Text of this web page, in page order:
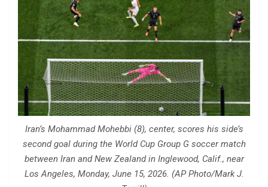
Iran’s Mohammad Mohebbi (8), center, scores his side’s
second goal during the World Cup Group G soccer match
between Iran and New Zealand in Inglewood, Calif., near
Los Angeles, Monday, June 15, 2026. (AP Photo/Mark J.